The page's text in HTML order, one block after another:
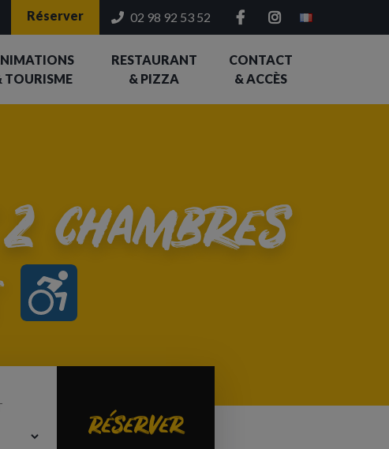
Réserver 02 98 92 53 52
TOURISME
RESTAURANT
& PIZZA
CONTACT
& ACCÈS
chambres
Réserver